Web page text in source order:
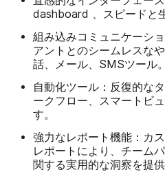
dashboard 、スピードと
組み込みコミュニケーシ
アントとのシームレスな
話、メール、SMSツール。
自動化ツール ：反復的な
ークフロー、スマートビ
す。
強力なレポート機能 ：カ
レポートにより、チーム
関する実用的な洞察を提供